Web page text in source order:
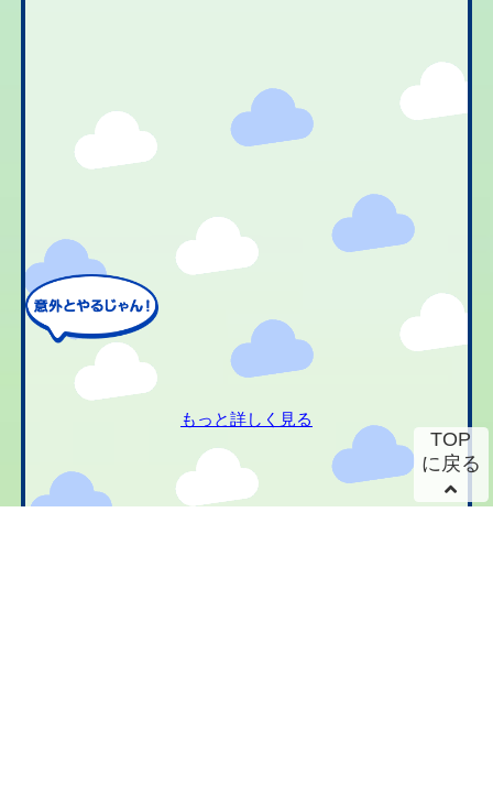
もっと詳しく見る
TOP
に戻る